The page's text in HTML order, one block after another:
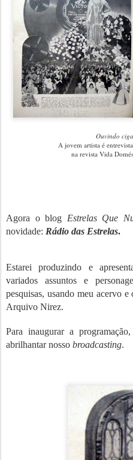
Ouvindo
A jovem artista é
na revista Vida
Agora o blog Estrelas Que
novidade: Rádio das Estrelas.
Estarei produzindo e
variados assuntos e
pesquisas, usando meu acervo
Arquivo Nirez.
Para inaugurar a
abrilhantar nosso broadcasting.